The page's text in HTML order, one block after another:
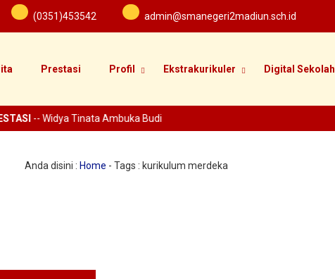
(0351)453542 admin@smanegeri2madiun.sch.id
Prestasi Profil Ekstrakurikuler Digital Sekolah
-- Widya Tinata Ambuka Budi
Anda disini : Home - Tags : kurikulum merdeka